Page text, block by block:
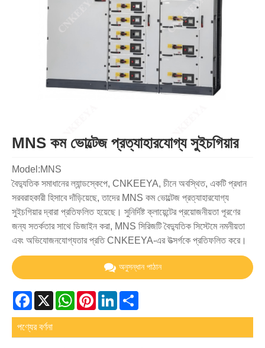
MNS কম ভোল্টেজ প্রত্যাহারযোগ্য সুইচগিয়ার
Model:MNS
বৈদ্যুতিক সমাধানের ল্যান্ডস্কেপে, CNKEEYA, চীনে অবস্থিত, একটি প্রধান
সরবরাহকারী হিসাবে দাঁড়িয়েছে, তাদের MNS কম ভোল্টেজ প্রত্যাহারযোগ্য
সুইচগিয়ার দ্বারা প্রতিফলিত হয়েছে। সুনির্দিষ্ট ক্লায়েন্টের প্রয়োজনীয়তা পূরণের
জন্য সতর্কতার সাথে ডিজাইন করা, MNS সিরিজটি বৈদ্যুতিক সিস্টেমে নমনীয়তা
এবং অভিযোজনযোগ্যতার প্রতি CNKEEYA-এর উত্সর্গকে প্রতিফলিত করে।
অনুসন্ধান পাঠান
Facebook
X WhatsApp
PinterestLinkedIn
পণ্যের বর্ণনা